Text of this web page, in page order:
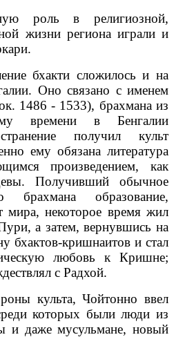
роль в религиозной,
жизни региона играли и
бхакти сложилось и на
Оно связано с именем
1486 - 1533), брахмана из
времени в Бенгалии
получил культ
ему обязана литература
произведением, как
Получивший обычное
брахмана образование,
мира, некоторое время жил
а затем, вернувшись на
бхактов-кришнаитов и стал
любовь к Кришне;
с Радхой.
культа, Чойтонно ввел
которых были люди из
и даже мусульмане, новый